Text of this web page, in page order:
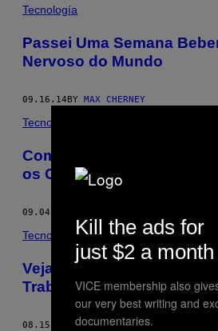
POSTS
BY
THIS
AUTHOR
Tecnología
Passei Uma Semana
Nervoso do Mundo
09.16.14BY MAX CHERNEY
Tecnología
Como a Revolução
os Cochilinhos
09.04.14
Tecnología
​Veja Uma Formação de Mil
Trabalhando Juntos
08.15.14 BYMAX CHERNEY
Kill the ads for
just $2 a month
VICE membership also
our very best writing and
documentaries.